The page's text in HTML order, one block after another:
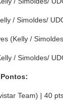
/ Simoldes/
(Kelly /
/ Simoldes/
Team) | 40